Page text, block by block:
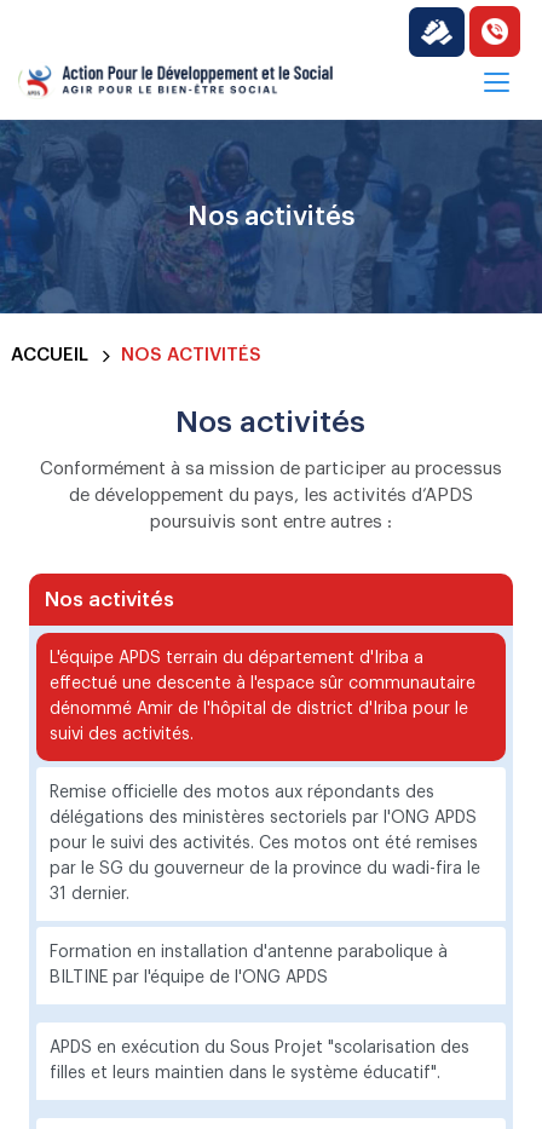
Nos activités
ACCUEIL NOS ACTIVITÉS
Nos activités
Conformément à sa mission de participer au processus
de développement du pays, les activités d’APDS
poursuivis sont entre autres :
Nos activités
L'équipe APDS terrain du département d'Iriba a
effectué une descente à l'espace sûr communautaire
dénommé Amir de l'hôpital de district d'Iriba pour le
suivi des activités.
Remise officielle des motos aux répondants des
délégations des ministères sectoriels par l'ONG APDS
pour le suivi des activités. Ces motos ont été remises
par le SG du gouverneur de la province du wadi-fira le
31 dernier.
Formation en installation d'antenne parabolique à
BILTINE par l'équipe de l'ONG APDS
APDS en exécution du Sous Projet "scolarisation des
filles et leurs maintien dans le système éducatif".